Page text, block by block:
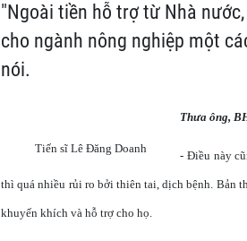
"Ngoài tiền hỗ trợ từ Nhà
cho ngành nông nghiệp một
nói.
Tiến sĩ Lê Đăng Doanh
Thưa ông,
- Điều này
thì quá nhiều rủi ro bởi thiên tai, dịch bệnh. Bản
khuyến khích và hỗ trợ cho họ.